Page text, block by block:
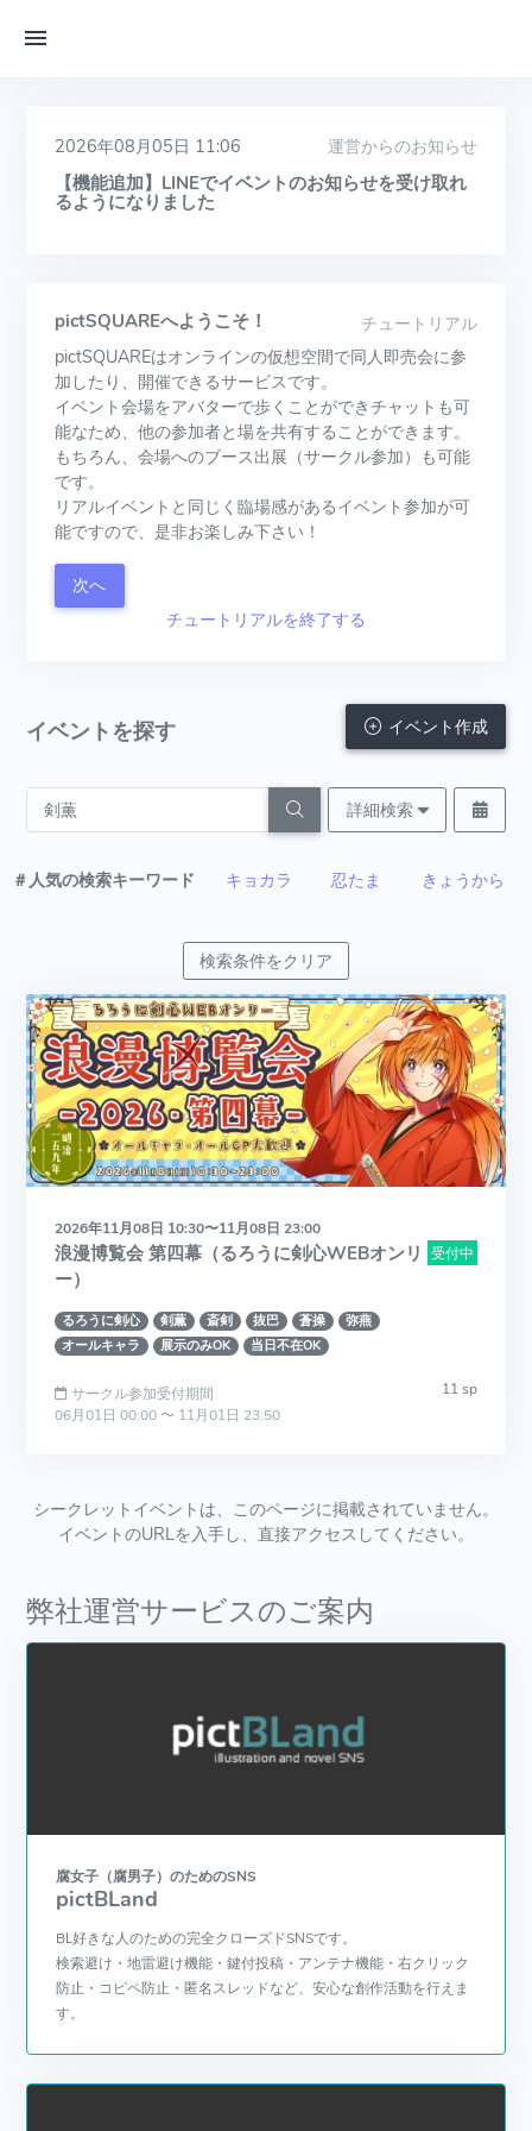
運営からのお知らせ
2026年08月05日 11:06
【機能追加】LINEでイベントのお知らせを受け取れ
るようになりました
チュートリアル
pictSQUAREへようこそ！
pictSQUAREはオンラインの仮想空間で同人即売会に参
加したり、開催できるサービスです。
イベント会場をアバターで歩くことができチャットも可
能なため、他の参加者と場を共有することができます。
もちろん、会場へのブース出展（サークル参加）も可能
です。
リアルイベントと同じく臨場感があるイベント参加が可
能ですので、是非お楽しみ下さい！
次へ
チュートリアルを終了する
イベントを探す イベント作成
詳細検索
＃人気の検索キーワード キョカラ 忍たま きょうから
検索条件をクリア
2026年11月08日 10:30〜11月08日 23:00
受付中
浪漫博覧会 第四幕（るろうに剣心WEBオンリ
ー）
るろうに剣心 剣薫 斎剣 抜巴 蒼操
弥燕
オールキャラ
展示のみOK 当日不在OK
11 sp
サークル参加受付期間
06月01日 00:00 〜 11月01日 23:50
シークレットイベントは、このページに掲載されていません。
イベントのURLを入手し、直接アクセスしてください。
弊社運営サービスのご案内
腐女子（腐男子）のためのSNS
pictBLand
BL好きな人のための完全クローズドSNSです。
検索避け・地雷避け機能・鍵付投稿・アンテナ機能・右クリック
防止・コピペ防止・匿名スレッドなど、安心な創作活動を行えま
す。